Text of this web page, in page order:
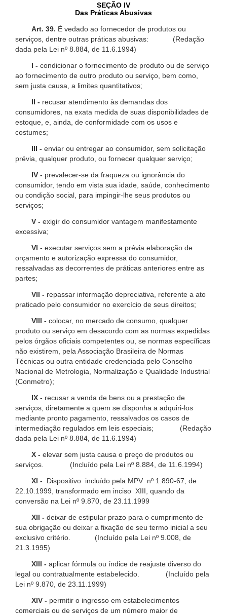
SEÇÃO IV
Das Práticas Abusivas
Art. 39. É vedado ao fornecedor de produtos ou
serviços, dentre outras práticas abusivas: (Redação
dada pela Lei nº 8.884, de 11.6.1994)
I - condicionar o fornecimento de produto ou de serviço
ao fornecimento de outro produto ou serviço, bem como,
sem justa causa, a limites quantitativos;
II - recusar atendimento às demandas dos
consumidores, na exata medida de suas disponibilidades de
estoque, e, ainda, de conformidade com os usos e
costumes;
III - enviar ou entregar ao consumidor, sem solicitação
prévia, qualquer produto, ou fornecer qualquer serviço;
IV - prevalecer-se da fraqueza ou ignorância do
consumidor, tendo em vista sua idade, saúde, conhecimento
ou condição social, para impingir-lhe seus produtos ou
serviços;
V - exigir do consumidor vantagem manifestamente
excessiva;
VI - executar serviços sem a prévia elaboração de
orçamento e autorização expressa do consumidor,
ressalvadas as decorrentes de práticas anteriores entre as
partes;
VII - repassar informação depreciativa, referente a ato
praticado pelo consumidor no exercício de seus direitos;
VIII - colocar, no mercado de consumo, qualquer
produto ou serviço em desacordo com as normas expedidas
pelos órgãos oficiais competentes ou, se normas específicas
não existirem, pela Associação Brasileira de Normas
Técnicas ou outra entidade credenciada pelo Conselho
Nacional de Metrologia, Normalização e Qualidade Industrial
(Conmetro);
IX - recusar a venda de bens ou a prestação de
serviços, diretamente a quem se disponha a adquiri-los
mediante pronto pagamento, ressalvados os casos de
intermediação regulados em leis especiais; (Redação
dada pela Lei nº 8.884, de 11.6.1994)
X - elevar sem justa causa o preço de produtos ou
serviços. (Incluído pela Lei nº 8.884, de 11.6.1994)
XI -
Dispositivo incluído pela MPV nº 1.890-67, de
22.10.1999, transformado em inciso XIII, quando da
conversão na Lei nº 9.870, de 23.11.1999
XII - deixar de estipular prazo para o cumprimento de
sua obrigação ou deixar a fixação de seu termo inicial a seu
exclusivo critério. (Incluído pela Lei nº 9.008, de
21.3.1995)
XIII - aplicar fórmula ou índice de reajuste diverso do
legal ou contratualmente estabelecido. (Incluído pela
Lei nº 9.870, de 23.11.1999)
XIV - permitir o ingresso em estabelecimentos
comerciais ou de serviços de um número maior de